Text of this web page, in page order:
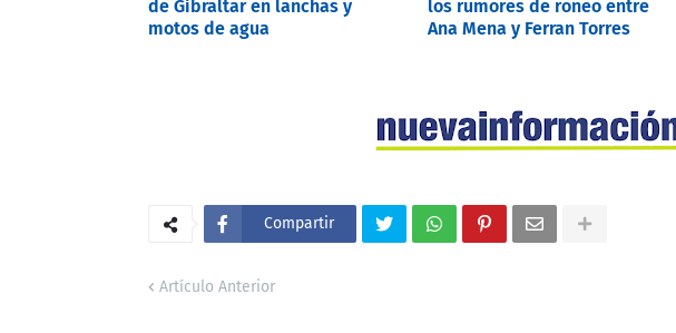
de Gibraltar en lanchas y
motos de agua
los rumores de roneo entre
Ana Mena y Ferran Torres
Compartir
Artículo Anterior